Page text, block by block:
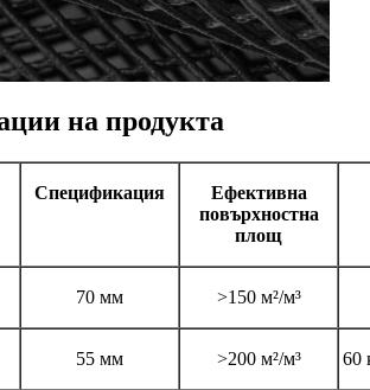
на продукта
Спецификация
Ефективна
повърхностна
площ
70 мм >150 м²/м³
55 мм >200 м²/м³ 60